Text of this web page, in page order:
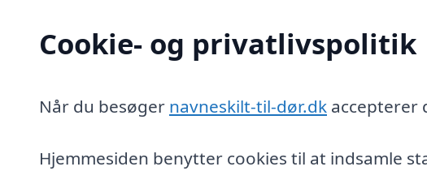
Cookie- og privatlivspolitik
Når du besøger navneskilt-til-dør.dk accepterer
Hjemmesiden benytter cookies til at indsamle